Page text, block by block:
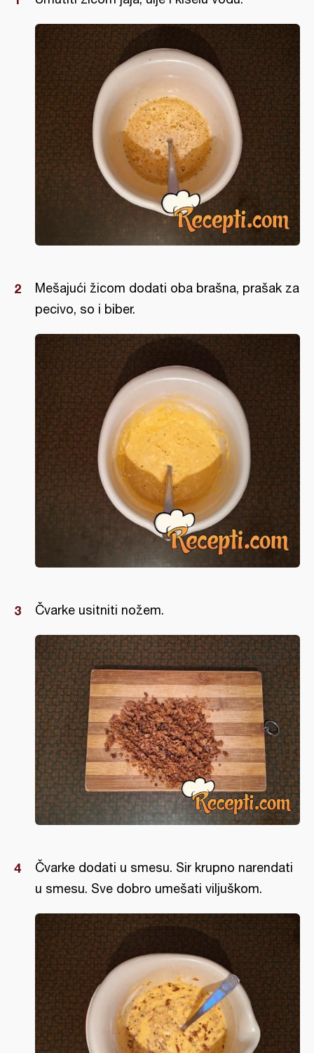
Mešajući žicom dodati oba brašna, prašak za
pecivo, so i biber.
Čvarke usitniti nožem.
Čvarke dodati u smesu. Sir krupno narendati
u smesu. Sve dobro umešati viljuškom.